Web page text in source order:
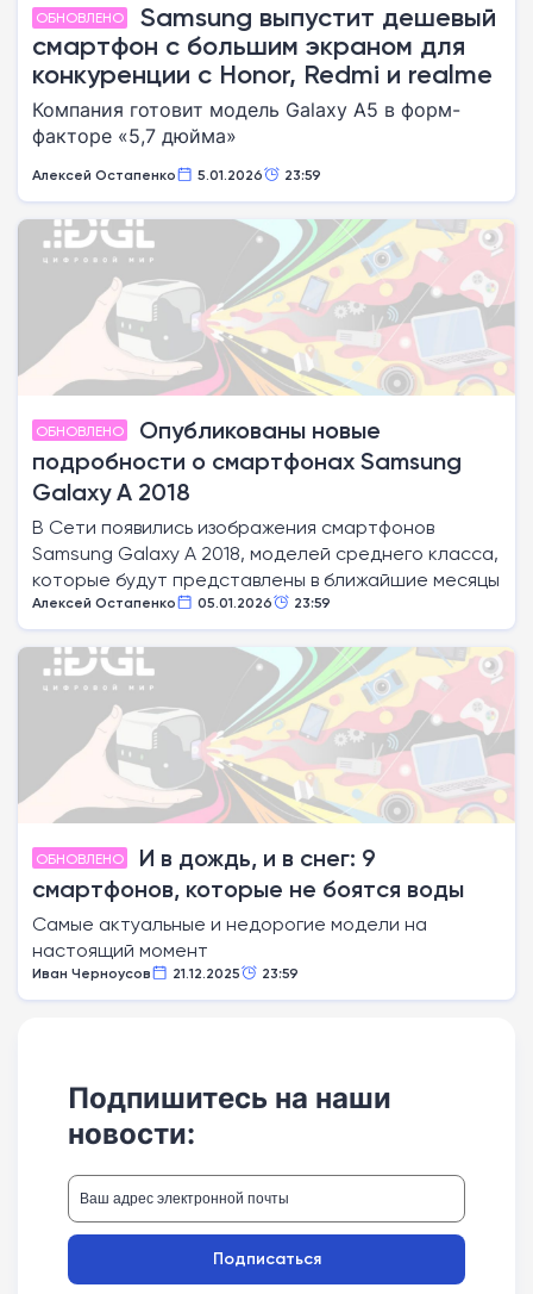
ОБНОВЛЕНО
Samsung выпустит дешевый
смартфон с большим экраном для
конкуренции с Honor, Redmi и realme
Компания готовит модель Galaxy A5 в форм-
факторе «5,7 дюйма»
Алексей Остапенко 5.01.2026 23:59
ОБНОВЛЕНО
Опубликованы новые
подробности о смартфонах Samsung
Galaxy A 2018
В Сети появились изображения смартфонов
Samsung Galaxy A 2018, моделей среднего класса,
которые будут представлены в ближайшие месяцы
Алексей Остапенко 05.01.2026 23:59
ОБНОВЛЕНО
И в дождь, и в снег: 9
смартфонов, которые не боятся воды
Самые актуальные и недорогие модели на
настоящий момент
Иван Черноусов 21.12.2025 23:59
Подпишитесь на наши
новости:
Подписаться